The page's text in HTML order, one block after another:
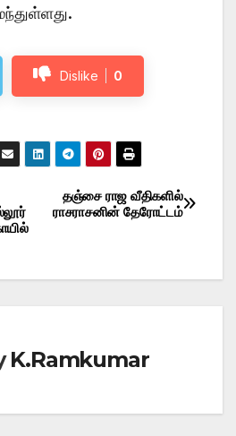
Dislike 0
தஞ்சை ராஜ வீதிகளில்
ராசராசனின் தேரோட்டம்
K.Ramkumar